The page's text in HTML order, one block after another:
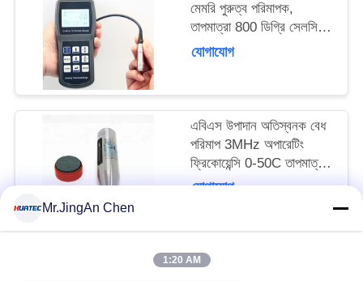
মেমরি পুরুত্ব পরিমাপক,
তাপমাত্রা 800 ডিগ্রি সেলসিয়াস
পর্যন্ত
যোগাযোগ
এবিএস উপাদান অতিস্বনক বেধ
পরিমাপ 3MHz অপারেটিং
ফ্রিকোয়েন্সি 0-50C তাপমাত্রা
পরিসীমা সঠিক বেধ রিডিং জন্য
যোগাযোগ
Mr.JingAn Chen
1:20 AM